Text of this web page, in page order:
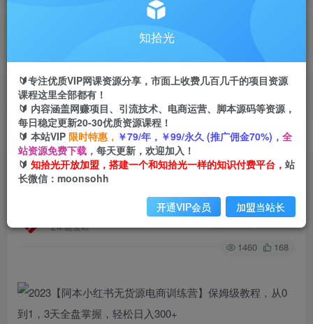
首页 创业课程 会员免费 正文
2023【阿本小红书无货源电商训练营】保姆级教
程，从0到1，3天全盘掌握，轻松日入300+
2年前发布
关注 私信
1460 168
知拾光
🔰专注优质VIP网课资源分享，市面上收费几百几千的项目资源
课程这里全部都有！
🔰 内容涵盖网赚项目、引流技术、电商运营、脚本源码等资源，
每日稳定更新20-30优质资源课程！
🔰 本站VIP 限时特惠， ￥79/年，￥99/永久 (推广佣金70%)， 全
站资源免费下载， 每天更新，欢迎加入！
🔰 知拾光开放加盟，搭建一个和知拾光一样的知识付费平台， 站
长微信：moonsohh
开通VIP会员 加盟当站长